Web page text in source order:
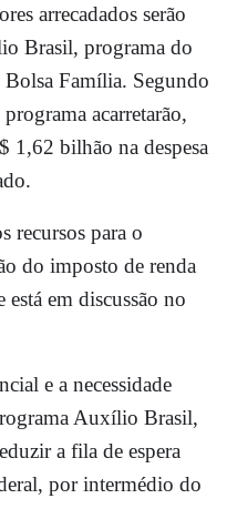
arrecadados serão
Brasil, programa do
Família. Segundo
acarretarão,
1,62 bilhão na despesa
recursos para o
do imposto de renda
em discussão no
e a necessidade
Auxílio Brasil,
a fila de espera
por intermédio do